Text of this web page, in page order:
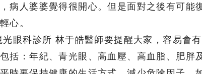
病人婆婆覺得很開心。但是面對之後有可能
心。
眼科診所 林于皓醫師要提醒大家，容易會
括：年紀、青光眼、高血壓、高血脂、肥胖